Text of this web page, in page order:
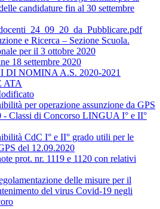
candidature fin al 30 settembre
e Ricerca – Sezione Scuola.
per il 3 ottobre 2020
18 settembre 2020
DI NOMINA A.S. 2020-2021
ATA
per operazione assunzione da GPS
- Classi di Concorso LINGUA I° e II°
CdC I° e II° grado utili per le
del 12.09.2020
prot. nr. 1119 e 1120 con relativi
delle misure per il
del virus Covid-19 negli